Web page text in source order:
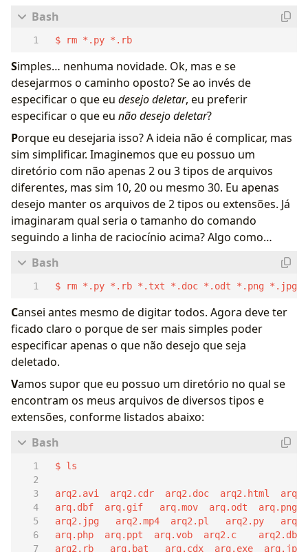
$ rm *.py *.rb
Simples… nenhuma novidade. Ok, mas e se
desejarmos o caminho oposto? Se ao invés de
especificar o que eu desejo deletar, eu preferir
especificar o que eu não desejo deletar?
Porque eu desejaria isso? A ideia não é complicar, mas
sim simplificar. Imaginemos que eu possuo um
diretório com não apenas 2 ou 3 tipos de arquivos
diferentes, mas sim 10, 20 ou mesmo 30. Eu apenas
desejo manter os arquivos de 2 tipos ou extensões. Já
imaginaram qual seria o tamanho do comando
seguindo a linha de raciocínio acima? Algo como…
$ rm *.py *.rb *.txt *.doc *.odt *.png
Cansei antes mesmo de digitar todos. Agora deve ter
ficado claro o porque de ser mais simples poder
especificar apenas o que não desejo que seja
deletado.
Vamos supor que eu possuo um diretório no qual se
encontram os meus arquivos de diversos tipos e
extensões, conforme listados abaixo:
arq2.rb   arq.bat   arq.cdx  arq.exe